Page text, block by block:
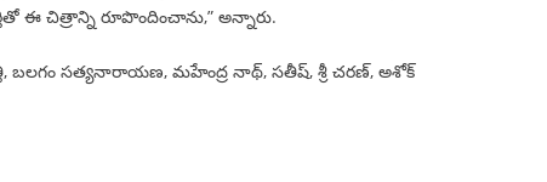
ఈ చిత్రాన్ని రూపొందించాను,” అన్నారు.
బలగం సత్యనారాయణ, మహేంద్ర నాథ్, సతీష్, శ్రీ చరణ్, అశోక్